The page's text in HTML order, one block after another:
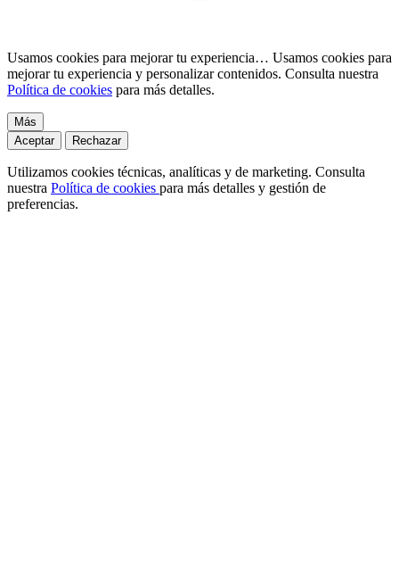
Usamos cookies para mejorar tu experiencia… Usamos cookies para
mejorar tu experiencia y personalizar contenidos. Consulta nuestra
Política de cookies para más detalles.
Más
Aceptar
Rechazar
Utilizamos cookies técnicas, analíticas y de marketing. Consulta
nuestra Política de cookies para más detalles y gestión de
preferencias.